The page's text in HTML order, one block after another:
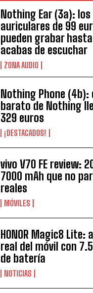
Nothing Ear (3a): los
auriculares de 99
pueden grabar
acabas de escuchar
ZONA AUDIO
Nothing Phone (4b):
barato de Nothing
329 euros
¡DESTACADOS!
vivo V70 FE review:
7000 mAh que no
reales
MÓVILES
HONOR Magic8 Lite:
real del móvil con
de batería
NOTICIAS